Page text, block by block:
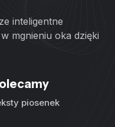
inteligentne
mgnieniu oka dzięki
piosenek